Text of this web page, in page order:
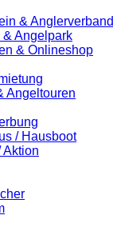
& Anglerverband
& Angelpark
& Onlineshop
Angeltouren
/ Hausboot
Aktion